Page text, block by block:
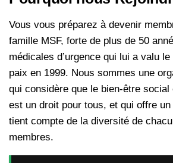
Vous vous préparez à devenir
famille MSF, forte de plus de 50
médicales d’urgence qui lui a valu
paix en 1999. Nous sommes une
qui considère que le bien-être social
est un droit pour tous, et qui offre
tient compte de la diversité de
membres.